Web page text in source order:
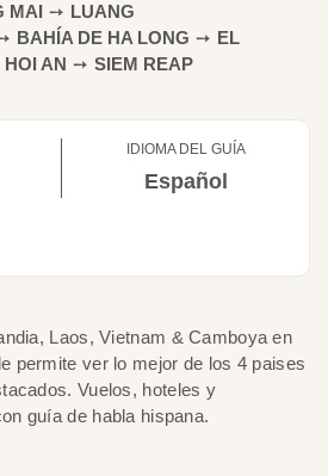
MAI ➙ LUANG
BAHÍA DE HA LONG ➙ EL
AN ➙ SIEM REAP
IDIOMA DEL GUÍA
Español
Laos, Vietnam & Camboya en
permite ver lo mejor de los 4 paises
Vuelos, hoteles y
guía de habla hispana.